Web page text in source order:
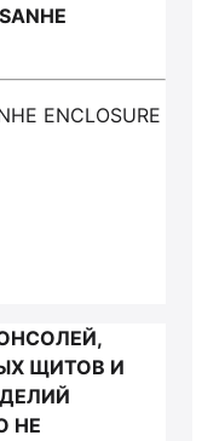
ENCLOSURE
ЩИТОВ И
НЕ